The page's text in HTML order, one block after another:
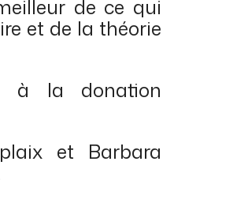
de ce qui
et de la théorie
à la donation
et Barbara